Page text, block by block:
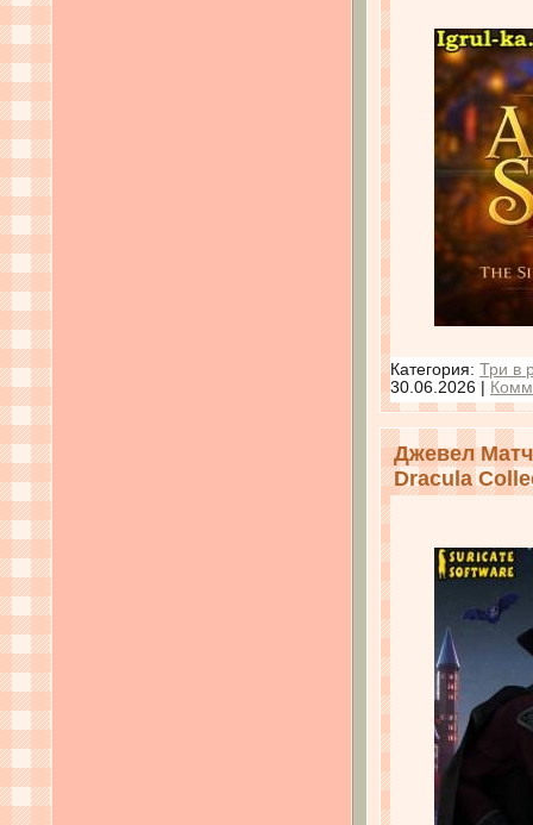
Категория: Три в
30.06.2026
Джевел
Dracula